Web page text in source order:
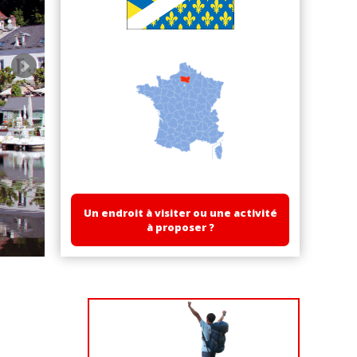
Un endroit à visiter ou une activité
à proposer ?